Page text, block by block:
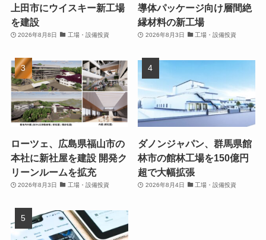
上田市にウイスキー新工場
を建設
2026年8月8日 工場・設備投資
導体パッケージ向け層間絶
縁材料の新工場
2026年8月3日 工場・設備投資
ローツェ、広島県福山市の
本社に新社屋を建設 開発ク
リーンルームを拡充
2026年8月3日 工場・設備投資
ダノンジャパン、群馬県館
林市の館林工場を150億円
超で大幅拡張
2026年8月4日 工場・設備投資